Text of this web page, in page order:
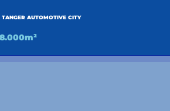
TANGER AUTOMOTIVE CITY